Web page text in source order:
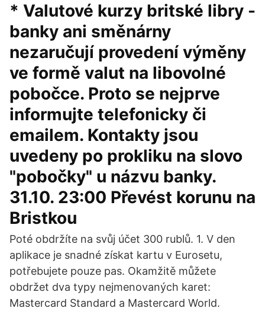
* Valutové kurzy britské libry -
banky ani směnárny
nezaručují provedení výměny
ve formě valut na libovolné
pobočce. Proto se nejprve
informujte telefonicky či
emailem. Kontakty jsou
uvedeny po prokliku na slovo
"pobočky" u názvu banky.
31.10. 23:00 Převést korunu na
Bristkou
Poté obdržíte na svůj účet 300 rublů. 1. V den
aplikace je snadné získat kartu v Eurosetu,
potřebujete pouze pas. Okamžitě můžete
obdržet dva typy nejmenovaných karet:
Mastercard Standard a Mastercard World.